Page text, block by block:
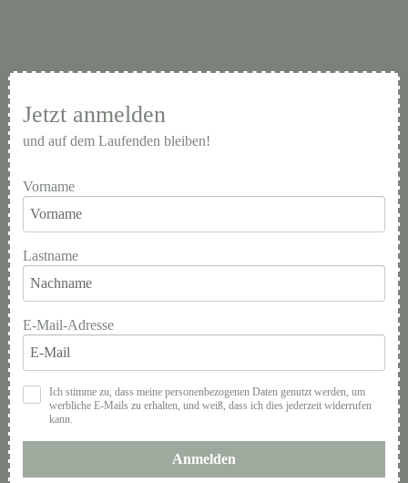
Jetzt anmelden
und auf dem Laufenden bleiben!
Vorname
Lastname
E-Mail-Adresse
Ich stimme zu, dass meine personenbezogenen Daten genutzt werden, um
werbliche E-Mails zu erhalten, und weiß, dass ich dies jederzeit widerrufen
kann.
Anmelden